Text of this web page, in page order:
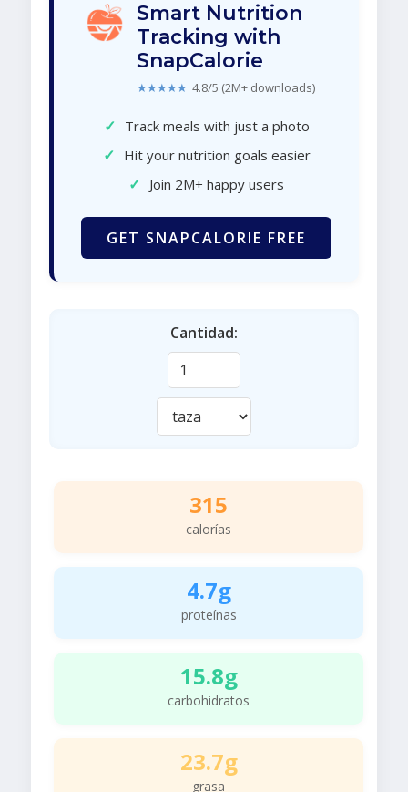
Smart Nutrition
Tracking with
SnapCalorie
★★★★★ 4.8/5 (2M+ downloads)
✓ Track meals with just a photo
✓ Hit your nutrition goals easier
✓ Join 2M+ happy users
GET SNAPCALORIE FREE
Cantidad:
315
calorías
4.7g
proteínas
15.8g
carbohidratos
23.7g
grasa